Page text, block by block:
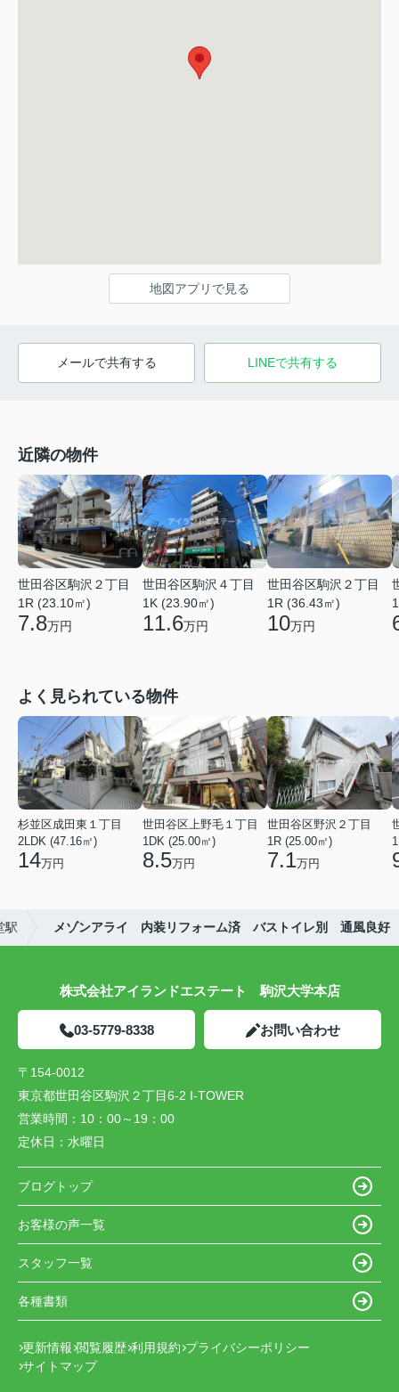
地図アプリで見る
メールで共有する LINEで共有する
近隣の物件
世田谷区駒沢２丁目
1R (23.10㎡)
7.8万円
世田谷区駒沢４丁目
1K (23.90㎡)
11.6万円
世田谷区駒沢２丁目
1R (36.43㎡)
10万円
よく見られている物件
杉並区成田東１丁目
2LDK (47.16㎡)
14万円
世田谷区上野毛１丁目
1DK (25.00㎡)
8.5万円
世田谷区野沢２丁目
1R (25.00㎡)
7.1万円
駅 メゾンアライ 内装リフォーム済 バストイレ別 通風良好
株式会社アイランドエステート 駒沢大学本店
03-5779-8338 お問い合わせ
〒154-0012
東京都世田谷区駒沢２丁目6-2 I-TOWER
営業時間： 10：00～19：00
定休日： 水曜日
ブログトップ
お客様の声一覧
スタッフ一覧
各種書類
更新情報 閲覧履歴 利用規約 プライバシーポリシー
サイトマップ